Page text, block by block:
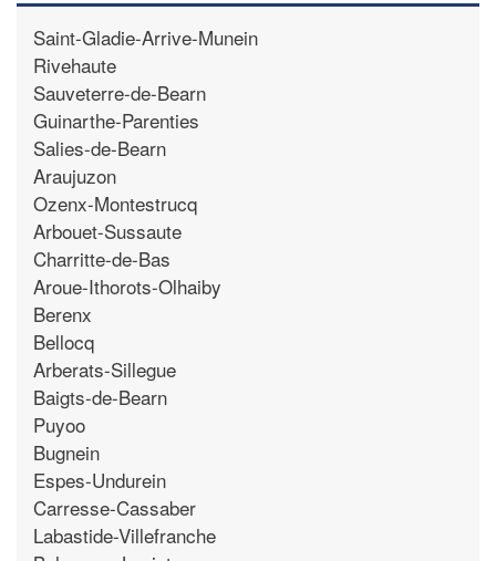
Saint-Gladie-Arrive-Munein
Rivehaute
Sauveterre-de-Bearn
Guinarthe-Parenties
Salies-de-Bearn
Araujuzon
Ozenx-Montestrucq
Arbouet-Sussaute
Charritte-de-Bas
Aroue-Ithorots-Olhaiby
Berenx
Bellocq
Arberats-Sillegue
Baigts-de-Bearn
Puyoo
Bugnein
Espes-Undurein
Carresse-Cassaber
Labastide-Villefranche